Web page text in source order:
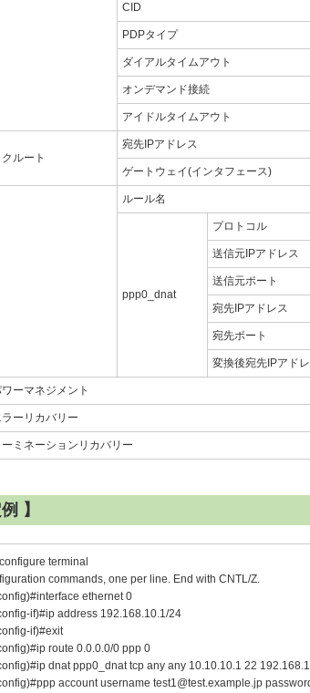
CID
PDPタイプ
ダイアルタイムアウト
オンデマンド接続
アイドルタイムアウト
ルート
宛先IPアドレス
ゲートウェイ(インタフェース)
ルール名
ppp0_dnat
プロトコル
送信元IPアドレス
送信元ポート
宛先IPアドレス
宛先ポート
変換後宛先IPアド
ーマネジメント
ーリカバリー
ミネーションリカバリー
】
terminal
commands, one per line. End with CNTL/Z.
ethernet 0
if)#ip address 192.168.10.1/24
if)#exit
route 0.0.0.0/0 ppp 0
dnat ppp0_dnat tcp any any 10.10.10.1 22
account username test1@test.example.jp